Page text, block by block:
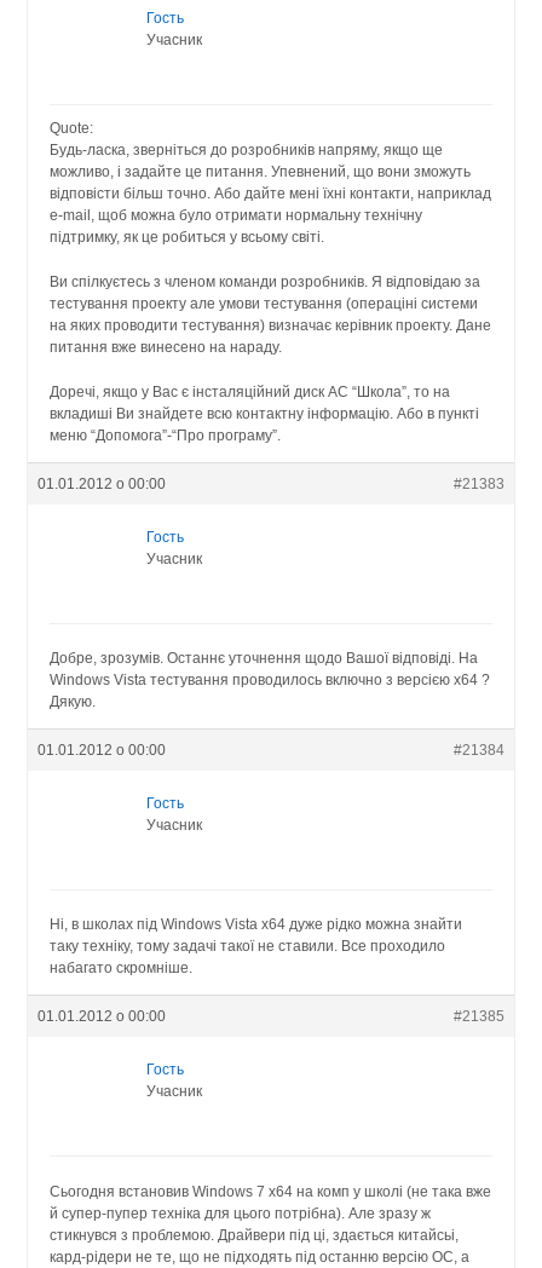
Гость
Учасник
Quote:
Будь-ласка, зверніться до розробників напряму, якщо ще
можливо, і задайте це питання. Упевнений, що вони зможуть
відповісти більш точно. Або дайте мені їхні контакти, наприклад
e-mail, щоб можна було отримати нормальну технічну
підтримку, як це робиться у всьому світі.
Ви спілкуєтесь з членом команди розробників. Я відповідаю за
тестування проекту але умови тестування (операціні системи
на яких проводити тестування) визначає керівник проекту. Дане
питання вже винесено на нараду.
Доречі, якщо у Вас є інсталяційний диск АС “Школа”, то на
вкладиші Ви знайдете всю контактну інформацію. Або в пункті
меню “Допомога”-“Про програму”.
01.01.2012 о 00:00 #21383
Гость
Учасник
Добре, зрозумів. Останнє уточнення щодо Вашої відповіді. На
Windows Vista тестування проводилось включно з версією х64 ?
Дякую.
01.01.2012 о 00:00 #21384
Гость
Учасник
Ні, в школах під Windows Vista х64 дуже рідко можна знайти
таку техніку, тому задачі такої не ставили. Все проходило
набагато скромніше.
01.01.2012 о 00:00 #21385
Гость
Учасник
Сьогодня встановив Windows 7 x64 на комп у школі (не така вже
й супер-пупер техніка для цього потрібна). Але зразу ж
стикнувся з проблемою. Драйвери під ці, здається китайсьі,
кард-рідери не те, що не підходять під останню версію ОС, а